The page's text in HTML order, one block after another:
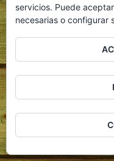
servicios. Puede
necesarias o configurar